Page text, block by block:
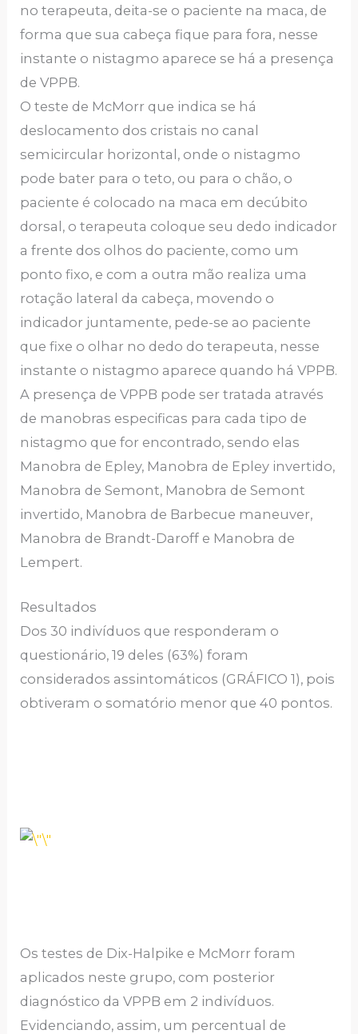
no terapeuta, deita-se o paciente na maca, de
forma que sua cabeça fique para fora, nesse
instante o nistagmo aparece se há a presença
de VPPB.
O teste de McMorr que indica se há
deslocamento dos cristais no canal
semicircular horizontal, onde o nistagmo
pode bater para o teto, ou para o chão, o
paciente é colocado na maca em decúbito
dorsal, o terapeuta coloque seu dedo indicador
a frente dos olhos do paciente, como um
ponto fixo, e com a outra mão realiza uma
rotação lateral da cabeça, movendo o
indicador juntamente, pede-se ao paciente
que fixe o olhar no dedo do terapeuta, nesse
instante o nistagmo aparece quando há VPPB.
A presença de VPPB pode ser tratada através
de manobras especificas para cada tipo de
nistagmo que for encontrado, sendo elas
Manobra de Epley, Manobra de Epley invertido,
Manobra de Semont, Manobra de Semont
invertido, Manobra de Barbecue maneuver,
Manobra de Brandt-Daroff e Manobra de
Lempert.
Resultados
Dos 30 indivíduos que responderam o
questionário, 19 deles (63%) foram
considerados assintomáticos (GRÁFICO 1), pois
obtiveram o somatório menor que 40 pontos.
Os testes de Dix-Halpike e McMorr foram
aplicados neste grupo, com posterior
diagnóstico da VPPB em 2 indivíduos.
Evidenciando, assim, um percentual de